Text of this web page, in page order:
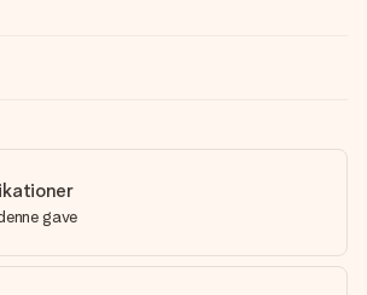
gave